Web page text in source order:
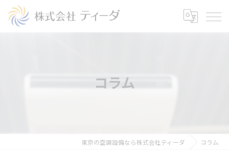
コラム
東京の空調設備なら株式会社ティーダ コラム